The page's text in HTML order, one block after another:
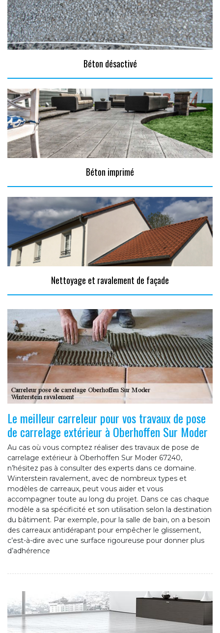
Béton désactivé
Béton imprimé
Nettoyage et ravalement de façade
Le meilleur carreleur pour vos travaux de pose
de carrelage extérieur à Oberhoffen Sur Moder
Au cas où vous comptez réaliser des travaux de pose de
carrelage extérieur à Oberhoffen Sur Moder 67240,
n’hésitez pas à consulter des experts dans ce domaine.
Winterstein ravalement, avec de nombreux types et
modèles de carreaux, peut vous aider et vous
accompagner toute au long du projet. Dans ce cas chaque
modèle a sa spécificité et son utilisation selon la destination
du bâtiment. Par exemple, pour la salle de bain, on a besoin
des carreaux antidérapant pour empêcher le glissement,
c’est-à-dire avec une surface rigoureuse pour donner plus
d’adhérence